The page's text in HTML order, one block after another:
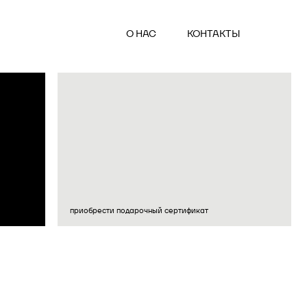
КОНТАКТЫ
О НАС